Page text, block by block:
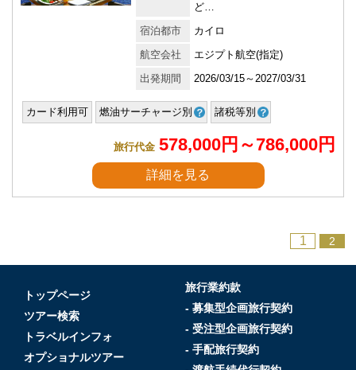
ど…
宿泊都市
カイロ
航空会社
エジプト航空(指定)
出発期間
2026/03/15～2027/03/31
カード利用可 燃油サーチャージ別 諸税等別
旅行代金 578,000円～786,000円
詳細を見る
1 2
トップページ
ツアー検索
トラベルインフォ
オプショナルツアー
旅行業約款
- 募集型企画旅行契約
- 受注型企画旅行契約
- 手配旅行契約